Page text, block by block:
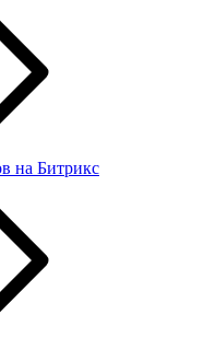
на Битрикс